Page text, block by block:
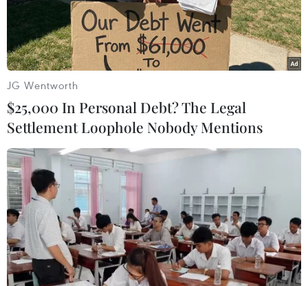
(SDGs) và Ban thư ký nhóm g7+.
Liên hợp quốc khai mạc Hội nghị Đại
JG Wentworth
$25,000 In Personal Debt? The Legal
Settlement Loophole Nobody Mentions